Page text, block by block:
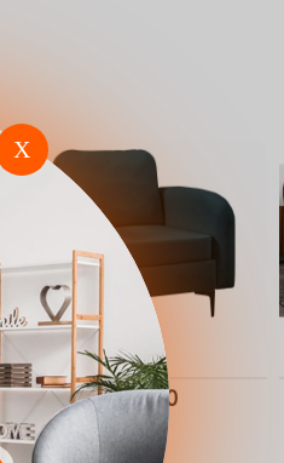
Fotel Clovis A100
(Manila 25)
X